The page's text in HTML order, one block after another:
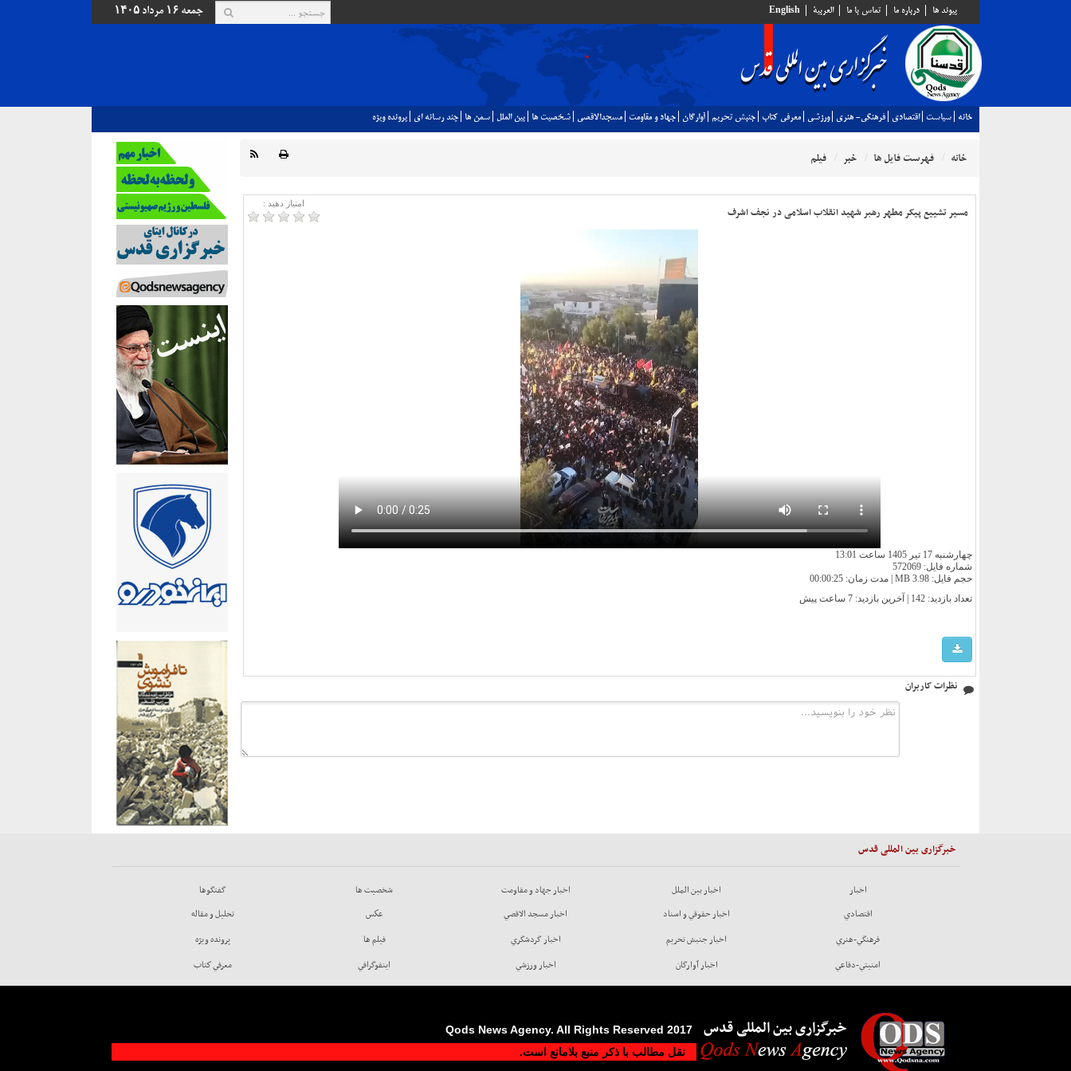
پيوند ها درباره ما تماس با ما العربية English جمعه ۱۶ مرداد ۱۴۰۵
خانه سياست اقتصادي فرهنگي- هنري ورزشي معرفي كتاب جنبش تحريم آوارگان جهاد و مقاومت مسجدالاقصي شخصيت ها بين الملل سمن ها چند رسانه اي پرونده ويژه
خانه فهرست فایل ها خبر فیلم
امتیاز دهید :
مسیر تشییع پیکر مطهر رهبر شهید انقلاب اسلامی در نجف اشرف
چهارشنبه 17 تیر 1405 ساعت 13:01
شماره فایل: 572069
حجم فایل: 3.98 MB | مدت زمان: 00:00:25
تعداد بازدید: 142 | آخرین بازدید:
7 ساعت پیش
نظرات کاربران
خبرگزاری بین المللی قدس
اخبار
اقتصادي
فرهنگي-هنري
امنيتي-دفاعي
اخبار بين الملل
اخبار حقوقي و اسناد
اخبار جنبش تحريم
اخبار آوارگان
اخبار جهاد و مقاومت
اخبار مسجد الاقصي
اخبار گردشگري
اخبار ورزشي
شخصيت ها
عكس
فيلم ها
اينفوگرافي
گفتگوها
تحليل و مقاله
پرونده ويژه
معرفي كتاب
خبرگزاری بین المللی قدس
2017 Qods News Agency. All Rights Reserved
نقل مطالب با ذکر منبع بلامانع است.